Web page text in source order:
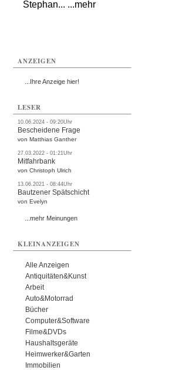
Stephan... ...mehr
ANZEIGEN
...Ihre Anzeige hier!
LESER
10.06.2024 - 09:20Uhr
Bescheidene Frage
von Matthias Ganther
27.03.2022 - 01:21Uhr
Mitfahrbank
von Christoph Ulrich
13.06.2021 - 08:44Uhr
Bautzener Spätschicht
von Evelyn
...mehr Meinungen
KLEINANZEIGEN
Alle Anzeigen
Antiquitäten&Kunst
Arbeit
Auto&Motorrad
Bücher
Computer&Software
Filme&DVDs
Haushaltsgeräte
Heimwerker&Garten
Immobilien